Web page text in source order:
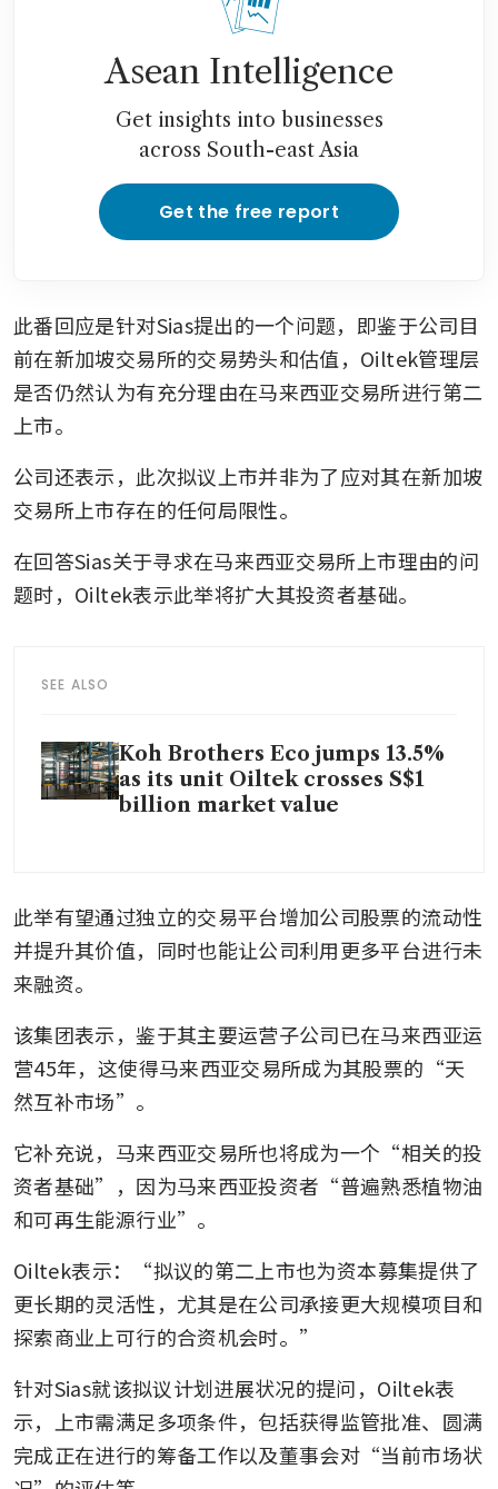
Asean Intelligence
Get insights into businesses
across South-east Asia
Get the free report
此番回应是针对Sias提出的一个问题，即鉴于公司目
前在新加坡交易所的交易势头和估值，Oiltek管理层
是否仍然认为有充分理由在马来西亚交易所进行第二
上市。
公司还表示，此次拟议上市并非为了应对其在新加坡
交易所上市存在的任何局限性。
在回答Sias关于寻求在马来西亚交易所上市理由的问
题时，Oiltek表示此举将扩大其投资者基础。
SEE ALSO
Koh Brothers Eco jumps 13.5%
as its unit Oiltek crosses S$1
billion market value
此举有望通过独立的交易平台增加公司股票的流动性
并提升其价值，同时也能让公司利用更多平台进行未
来融资。
该集团表示，鉴于其主要运营子公司已在马来西亚运
营45年，这使得马来西亚交易所成为其股票的“天
然互补市场”。
它补充说，马来西亚交易所也将成为一个“相关的投
资者基础”，因为马来西亚投资者“普遍熟悉植物油
和可再生能源行业”。
Oiltek表示：“拟议的第二上市也为资本募集提供了
更长期的灵活性，尤其是在公司承接更大规模项目和
探索商业上可行的合资机会时。”
针对Sias就该拟议计划进展状况的提问，Oiltek表
示，上市需满足多项条件，包括获得监管批准、圆满
完成正在进行的筹备工作以及董事会对“当前市场状